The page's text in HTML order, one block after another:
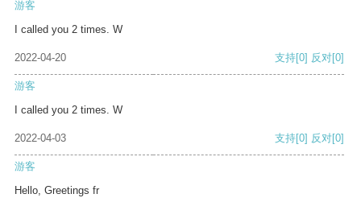
游客
I called you 2 times. W
2022-04-20 支持[0] 反对[0]
游客
I called you 2 times. W
2022-04-03 支持[0] 反对[0]
游客
Hello, Greetings fr